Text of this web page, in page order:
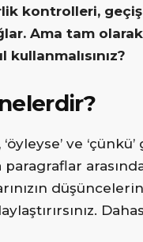
kontrolleri, geçiş
Ama tam
kullanmalısınız?
‘öyleyse’ ve